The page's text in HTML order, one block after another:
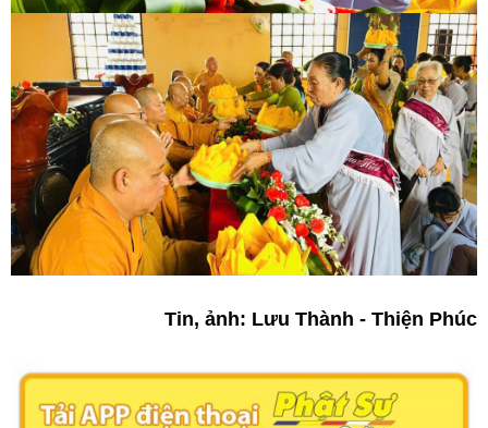
Tin, ảnh: Lưu Thành - Thiện Phúc